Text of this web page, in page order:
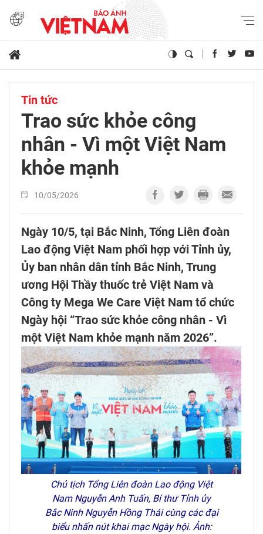
Tin tức
Trao sức khỏe công
nhân - Vì một Việt Nam
khỏe mạnh
10/05/2026
Ngày 10/5, tại Bắc Ninh, Tổng Liên đoàn
Lao động Việt Nam phối hợp với Tỉnh ủy,
Ủy ban nhân dân tỉnh Bắc Ninh, Trung
ương Hội Thầy thuốc trẻ Việt Nam và
Công ty Mega We Care Việt Nam tổ chức
Ngày hội “Trao sức khỏe công nhân - Vì
một Việt Nam khỏe mạnh năm 2026”.
Chủ tịch Tổng Liên đoàn Lao động Việt
Nam Nguyễn Anh Tuấn, Bí thư Tỉnh ủy
Bắc Ninh Nguyễn Hồng Thái cùng các đại
biểu nhấn nút khai mạc Ngày hội. Ảnh: